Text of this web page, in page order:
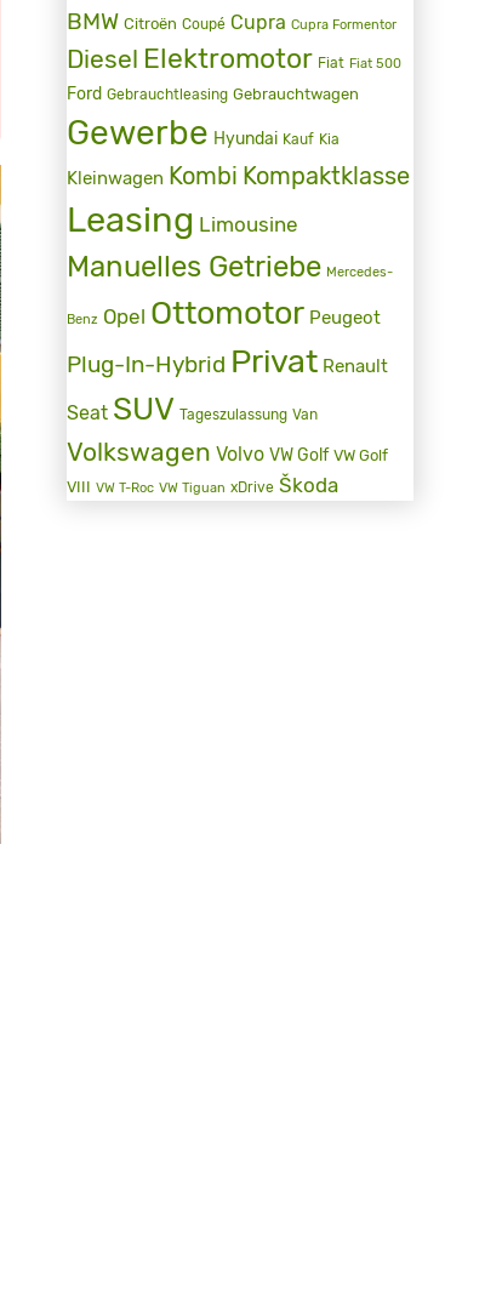
BMW Citroën Coupé Cupra Cupra Formentor
Diesel Elektromotor Fiat Fiat 500
Ford Gebrauchtleasing Gebrauchtwagen
Gewerbe Hyundai Kauf Kia
Kleinwagen Kombi Kompaktklasse
Leasing Limousine
Manuelles Getriebe Mercedes-
Benz Opel Ottomotor Peugeot
Plug-In-Hybrid Privat Renault
Seat SUV Tageszulassung Van
Volkswagen Volvo VW Golf VW Golf
VIII VW T-Roc VW Tiguan xDrive Škoda